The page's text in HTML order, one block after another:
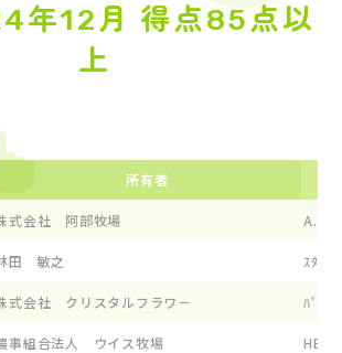
年12月 得点85点以
上
所有者
式会社 阿部牧場
田 敏之 ｽﾀ-ｸ
式会社 クリスタルフラワ－ ﾊﾟｲﾝ
事組合法人 ウイス牧場 HEF